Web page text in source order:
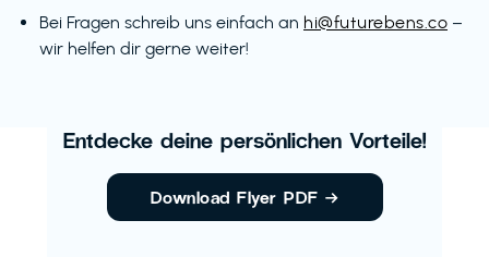
Bei Fragen schreib uns einfach an hi@futurebens.co –
wir helfen dir gerne weiter!
Entdecke deine persönlichen Vorteile!
Download Flyer PDF →